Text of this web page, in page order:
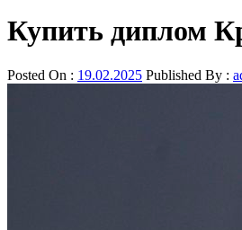
Купить диплом
Posted On : 19.02.2025 Published By :